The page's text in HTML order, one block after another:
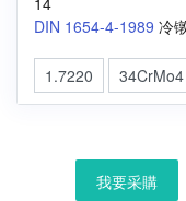
DIN 1654-4-1989 冷
1.7220 34CrMo4
我要采購